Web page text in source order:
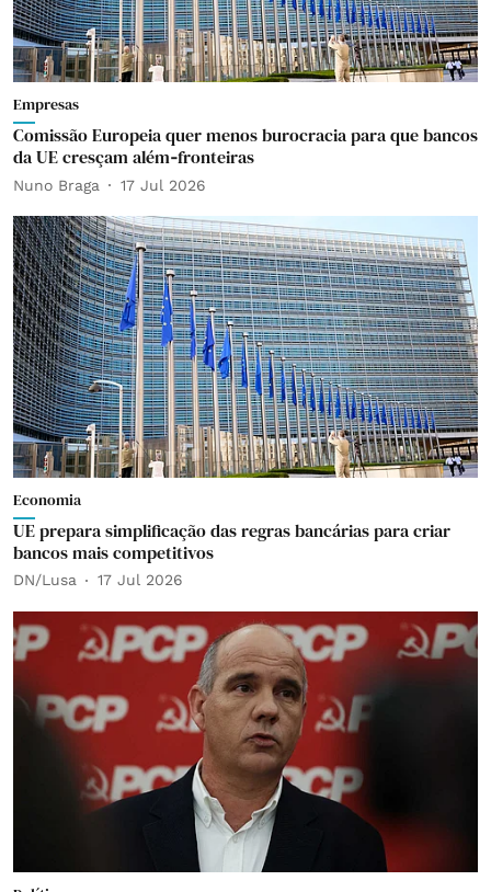
Empresas
Comissão Europeia quer menos burocracia para que bancos
da UE cresçam além‑fronteiras
Nuno Braga 17 Jul 2026
Economia
UE prepara simplificação das regras bancárias para criar
bancos mais competitivos
DN/Lusa 17 Jul 2026